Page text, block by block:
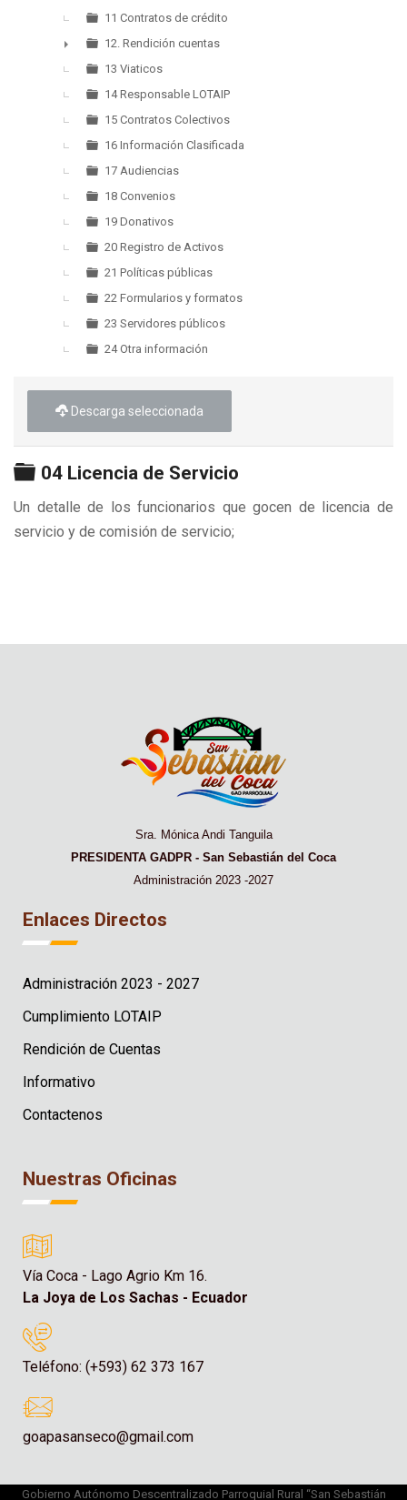
►
11 Contratos de crédito
►
12. Rendición cuentas
13 Viaticos
14 Responsable LOTAIP
15 Contratos Colectivos
16 Información Clasificada
17 Audiencias
18 Convenios
19 Donativos
20 Registro de Activos
21 Políticas públicas
22 Formularios y formatos
23 Servidores públicos
24 Otra información
Descarga seleccionada
Carpeta
04 Licencia de Servicio
Un detalle de los funcionarios que gocen de licencia de
servicio y de comisión de servicio;
Sra. Mónica Andi Tanguila
PRESIDENTA GADPR - San Sebastián del Coca
Administración 2023 -2027
Enlaces Directos
Administración 2023 - 2027
Cumplimiento LOTAIP
Rendición de Cuentas
Informativo
Contactenos
Nuestras Oficinas
Vía Coca - Lago Agrio Km 16.
La Joya de Los Sachas - Ecuador
Teléfono: (+593) 62 373 167
goapasanseco@gmail.com
Gobierno Autónomo Descentralizado Parroquial Rural “San Sebastián